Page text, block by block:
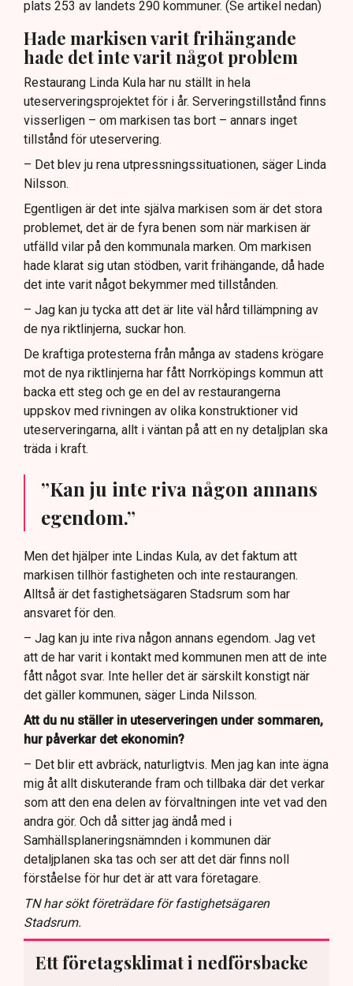
plats 253 av landets 290 kommuner. (Se artikel nedan)
Hade markisen varit frihängande
hade det inte varit något problem
Restaurang Linda Kula har nu ställt in hela
uteserveringsprojektet för i år. Serveringstillstånd finns
visserligen – om markisen tas bort – annars inget
tillstånd för uteservering.
– Det blev ju rena utpressningssituationen, säger Linda
Nilsson.
Egentligen är det inte själva markisen som är det stora
problemet, det är de fyra benen som när markisen är
utfälld vilar på den kommunala marken. Om markisen
hade klarat sig utan stödben, varit frihängande, då hade
det inte varit något bekymmer med tillstånden.
– Jag kan ju tycka att det är lite väl hård tillämpning av
de nya riktlinjerna, suckar hon.
De kraftiga protesterna från många av stadens krögare
mot de nya riktlinjerna har fått Norrköpings kommun att
backa ett steg och ge en del av restaurangerna
uppskov med rivningen av olika konstruktioner vid
uteserveringarna, allt i väntan på att en ny detaljplan ska
träda i kraft.
”Kan ju inte riva någon annans
egendom.”
Men det hjälper inte Lindas Kula, av det faktum att
markisen tillhör fastigheten och inte restaurangen.
Alltså är det fastighetsägaren Stadsrum som har
ansvaret för den.
– Jag kan ju inte riva någon annans egendom. Jag vet
att de har varit i kontakt med kommunen men att de inte
fått något svar. Inte heller det är särskilt konstigt när
det gäller kommunen, säger Linda Nilsson.
Att du nu ställer in uteserveringen under sommaren,
hur påverkar det ekonomin?
– Det blir ett avbräck, naturligtvis. Men jag kan inte ägna
mig åt allt diskuterande fram och tillbaka där det verkar
som att den ena delen av förvaltningen inte vet vad den
andra gör. Och då sitter jag ändå med i
Samhällsplaneringsnämnden i kommunen där
detaljplanen ska tas och ser att det där finns noll
förståelse för hur det är att vara företagare.
TN har sökt företrädare för fastighetsägaren
Stadsrum.
Ett företagsklimat i nedförsbacke